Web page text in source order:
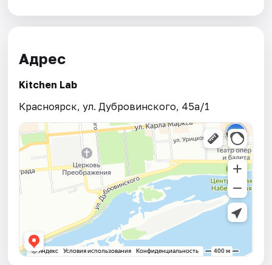
Адрес
Kitchen Lab
Красноярск, ул. Дубровинского, 45а/1